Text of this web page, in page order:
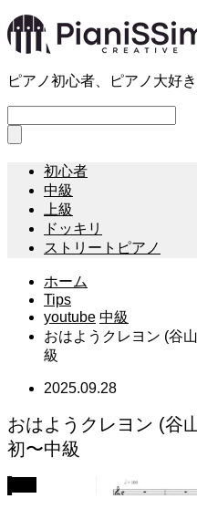
ピアノ初心者、ピアノ大好
初心者
中級
上級
ドッキリ
ストリートピアノ
ホーム
Tips
youtube 中級
おはようクレヨン (谷
級
2025.09.28
おはようクレヨン (谷
初〜中級